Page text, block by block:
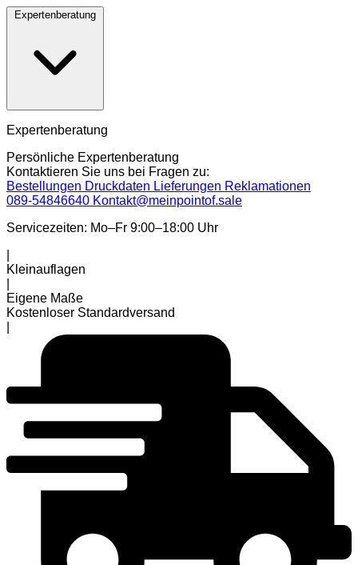
Expertenberatung
Expertenberatung
Persönliche Expertenberatung
Kontaktieren Sie uns bei Fragen zu:
Bestellungen Druckdaten Lieferungen Reklamationen
089-54846640 Kontakt@meinpointof.sale
Servicezeiten: Mo–Fr 9:00–18:00 Uhr
Kleinauflagen
Eigene Maße
Kostenloser Standardversand